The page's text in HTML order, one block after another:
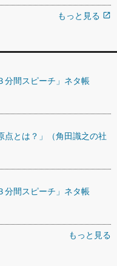
もっと見る open_in_new
分間スピーチ」ネタ帳
点とは？」（角田識之の社
分間スピーチ」ネタ帳
もっと見る